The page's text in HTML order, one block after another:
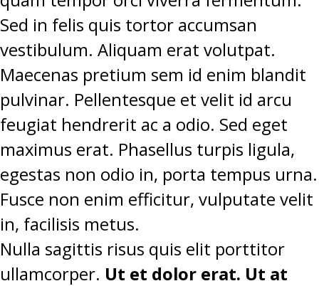
Sed in felis quis tortor accumsan
vestibulum. Aliquam erat volutpat.
Maecenas pretium sem id enim blandit
pulvinar. Pellentesque et velit id arcu
feugiat hendrerit ac a odio. Sed eget
maximus erat. Phasellus turpis ligula,
egestas non odio in, porta tempus urna.
Fusce non enim efficitur, vulputate velit
in, facilisis metus.
Nulla sagittis risus quis elit porttitor
ullamcorper. Ut et dolor erat. Ut at